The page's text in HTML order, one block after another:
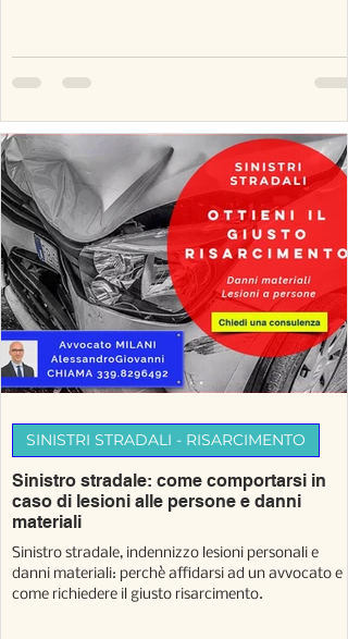
Sinistro stradale: come comportarsi in
caso di lesioni alle persone e danni
materiali
Sinistro stradale, indennizzo lesioni personali e
danni materiali: perchè affidarsi ad un avvocato e
come richiedere il giusto risarcimento.
SINISTRI STRADALI - RISARCIMENTO